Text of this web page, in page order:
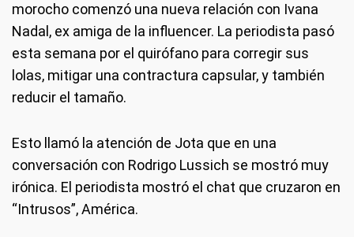
morocho comenzó una nueva relación con Ivana
Nadal, ex amiga de la influencer. La periodista pasó
esta semana por el quirófano para corregir sus
lolas, mitigar una contractura capsular, y también
reducir el tamaño.
Esto llamó la atención de Jota que en una
conversación con Rodrigo Lussich se mostró muy
irónica. El periodista mostró el chat que cruzaron en
“Intrusos”, América.